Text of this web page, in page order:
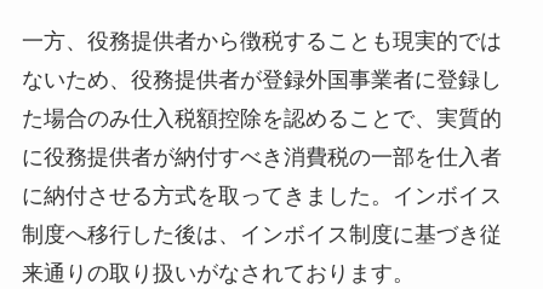
一方、役務提供者から徴税することも現実的では
ないため、役務提供者が登録外国事業者に登録し
た場合のみ仕入税額控除を認めることで、実質的
に役務提供者が納付すべき消費税の一部を仕入者
に納付させる方式を取ってきました。インボイス
制度へ移行した後は、インボイス制度に基づき従
来通りの取り扱いがなされております。